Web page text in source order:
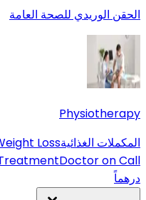
الحقن الوريدي للصحة العامة
Physiotherapy
المكملات الغذائيةLoss
Doctor on Call
درهماً